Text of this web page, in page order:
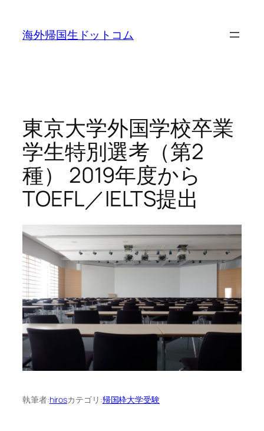
海外帰国生ドットコム
東京大学外国学校卒業
学生特別選考（第2
種） 2019年度から
TOEFL／IELTS提出
執筆者:hirosカテゴリ:帰国枠大学受験